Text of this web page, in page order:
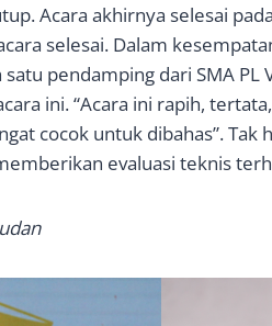
Acara akhirnya selesai
selesai. Dalam
pendamping dari SMA PL
ini. “Acara ini rapih,
cocok untuk dibahas”. Tak
evaluasi teknis